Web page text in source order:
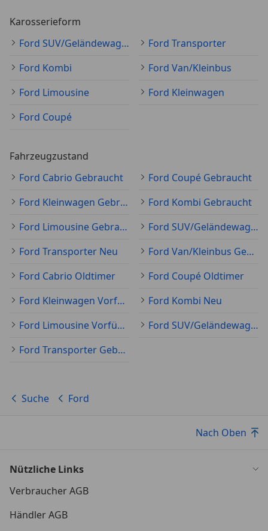
Karosserieform
Ford SUV/Geländewagen/Pickup
Ford Transporter
Ford Kombi
Ford Van/Kleinbus
Ford Limousine
Ford Kleinwagen
Ford Coupé
Fahrzeugzustand
Ford Cabrio Gebraucht
Ford Coupé Gebraucht
Ford Kleinwagen Gebraucht
Ford Kombi Gebraucht
Ford Limousine Gebraucht
Ford SUV/Geländewagen/Pickup Gebraucht
Ford Transporter Neu
Ford Van/Kleinbus Gebraucht
Ford Cabrio Oldtimer
Ford Coupé Oldtimer
Ford Kleinwagen Vorführfahrzeug
Ford Kombi Neu
Ford Limousine Vorführfahrzeug
Ford SUV/Geländewagen/Pickup Neu
Ford Transporter Gebraucht
Suche Ford
Nach Oben
Nützliche Links
Verbraucher AGB
Händler AGB